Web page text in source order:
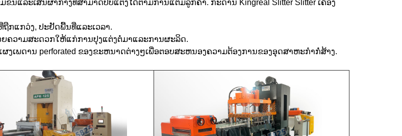
ນແລະເສັ້ນຜ່າກາງທີ່ສາມາດປັບແຕ່ງໄດ້ຕາມການແຕ້ມລູກຄ້າ. ກະດານ Kingreal Slitter Slitter ເຄື່ອງ
ກແກວ່ງ, ປະຢັດພື້ນທີ່ແລະເວລາ.
ຄວາມສະດວກໃຫ້ແກ່ການປຸງແຕ່ງຕໍ່ມາແລະການຜະລິດ.
ງເພດານ perforated ຂອງຂະຫນາດຕ່າງໆເພື່ອຕອບສະຫນອງຄວາມຕ້ອງການຂອງອຸດສາຫະກໍາກໍ່ສ້າງ.